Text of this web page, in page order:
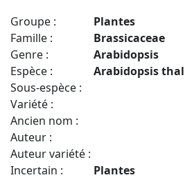
Groupe :
Plantes
Famille :
Brassicaceae
Genre :
Arabidopsis
Espèce :
Arabidopsis
Sous-espèce :
Variété :
Ancien nom :
Auteur :
Auteur variété :
Incertain :
Plantes